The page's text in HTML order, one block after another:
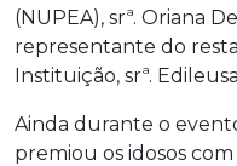
(NUPEA), srª. Oriana
representante do
Instituição, srª.
Ainda durante o
premiou os idosos